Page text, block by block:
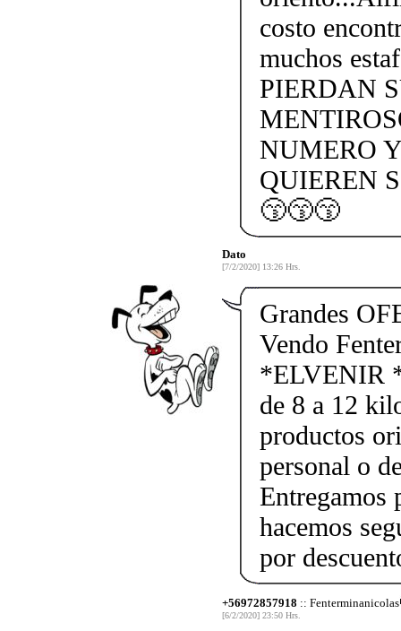
costo
muchos
PIERDAN
NUMERO
QUIEREN
😙😙😙
Dato
[7/2/2020] 13:26 Hrs.
Grandes
Vendo
*ELVENIR
de 8 a 12
productos
personal o
Entregamos
hacemos
por
+56972857918 :: Fenterminanicolas
[6/2/2020] 23:50 Hrs.